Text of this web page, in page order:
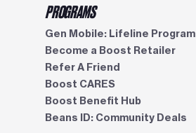
PROGRAMS
Gen Mobile: Lifeline Program
Become a Boost Retailer
Refer A Friend
Boost CARES
Boost Benefit Hub
Beans ID: Community Deals